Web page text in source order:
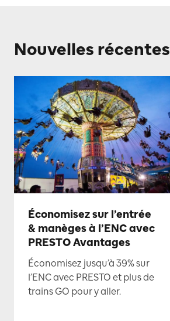
Nouvelles récentes
Économisez sur l’entrée
& manèges à l’ENC avec
PRESTO Avantages
Économisez jusqu’à 39% sur
l’ENC avec PRESTO et plus de
trains GO pour y aller.